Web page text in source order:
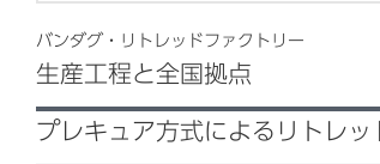
バンダグ・リトレッドファクトリー
生産工程と全国拠点
プレキュア方式によるリトレッ